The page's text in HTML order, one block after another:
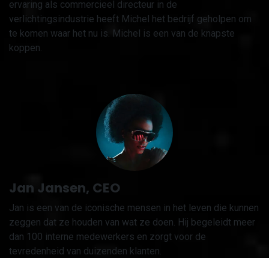
ervaring als commercieel directeur in de
verlichtingsindustrie heeft Michel het bedrijf geholpen om
te komen waar het nu is. Michel is een van de knapste
koppen.
Jan Jansen, CEO
Jan is een van de iconische mensen in het leven die kunnen
zeggen dat ze houden van wat ze doen. Hij begeleidt meer
dan 100 interne medewerkers en zorgt voor de
tevredenheid van duizenden klanten.